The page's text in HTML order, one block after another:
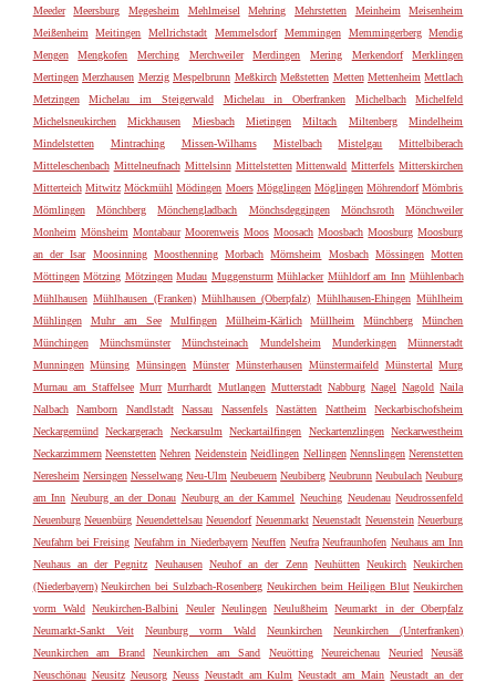
Meeder
Meersburg Megesheim Mehlmeisel Mehring Mehrstetten Meinheim
Meisenheim
Meißenheim
Meitingen Mellrichstadt Memmelsdorf Memmingen Memmingerberg
Mendig
Mengen
Mengkofen Merching Merchweiler Merdingen Mering Merkendorf
Merklingen
Mertingen Merzhausen Merzig Mespelbrunn Meßkirch Meßstetten Metten Mettenheim Mettlach
Metzingen
Michelau im Steigerwald Michelau in Oberfranken Michelbach
Michelfeld
Michelsneukirchen
Mickhausen Miesbach Mietingen Miltach Miltenberg
Mindelheim
Mindelstetten
Mintraching Missen-Wilhams Mistelbach Mistelgau
Mittelbiberach
Mitteleschenbach Mittelneufnach Mittelsinn Mittelstetten Mittenwald Mitterfels Mitterskirchen
Mitterteich Mitwitz Möckmühl Mödingen Moers Mögglingen Möglingen Möhrendorf Mömbris
Mömlingen
Mönchberg Mönchengladbach Mönchsdeggingen Mönchsroth
Mönchweiler
Monheim Mönsheim Montabaur Moorenweis Moos Moosach Moosbach Moosburg Moosburg
an der Isar
Moosinning Moosthenning Morbach Mörnsheim Mosbach Mössingen Motten
Möttingen Mötzing Mötzingen Mudau Muggensturm Mühlacker Mühldorf am Inn Mühlenbach
Mühlhausen Mühlhausen (Franken) Mühlhausen (Oberpfalz) Mühlhausen-Ehingen Mühlheim
Mühlingen
Muhr am See Mulfingen Mülheim-Kärlich Müllheim Münchberg
München
Münchingen
Münchsmünster Münchsteinach Mundelsheim Munderkingen
Münnerstadt
Munningen Münsing Münsingen Münster Münsterhausen Münstermaifeld Münstertal Murg
Murnau am Staffelsee Murr Murrhardt Mutlangen Mutterstadt Nabburg Nagel Nagold Naila
Nalbach
Namborn Nandlstadt Nassau Nassenfels Nastätten Nattheim
Neckarbischofsheim
Neckargemünd Neckargerach Neckarsulm Neckartailfingen Neckartenzlingen Neckarwestheim
Neckarzimmern Neenstetten Nehren Neidenstein Neidlingen Nellingen Nennslingen Nerenstetten
Neresheim Nersingen Nesselwang Neu-Ulm Neubeuern Neubiberg Neubrunn Neubulach Neuburg
am Inn Neuburg an der Donau Neuburg an der Kammel Neuching Neudenau Neudrossenfeld
Neuenburg Neuenbürg Neuendettelsau Neuendorf Neuenmarkt Neuenstadt Neuenstein Neuerburg
Neufahrn bei Freising Neufahrn in Niederbayern Neuffen Neufra Neufraunhofen Neuhaus am Inn
Neuhaus an der Pegnitz
Neuhausen Neuhof an der Zenn Neuhütten Neukirch Neukirchen
(Niederbayern) Neukirchen bei Sulzbach-Rosenberg Neukirchen beim Heiligen Blut Neukirchen
vorm Wald Neukirchen-Balbini Neuler Neulingen Neulußheim
Neumarkt in der Oberpfalz
Neumarkt-Sankt Veit
Neunburg vorm Wald Neunkirchen
Neunkirchen (Unterfranken)
Neunkirchen am Brand
Neunkirchen am Sand Neuötting Neureichenau Neuried
Neusäß
Neuschönau Neusitz Neusorg Neuss Neustadt am Kulm Neustadt am Main Neustadt an der